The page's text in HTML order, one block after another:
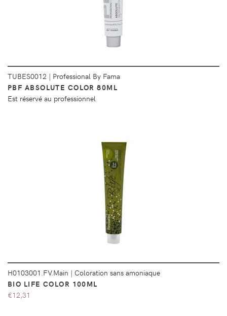
TUBES0012 | Professional By Fama
PBF ABSOLUTE COLOR 80ML
Est réservé au professionnel
DÉTAILS
H0103001.FV.Main | Coloration sans amoniaque
BIO LIFE COLOR 100ML
€12,31